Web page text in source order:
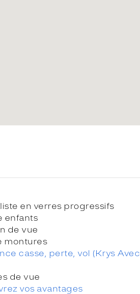
en verres progressifs
enfants
de vue
montures
casse, perte, vol (Krys Avec
de vue
vos avantages